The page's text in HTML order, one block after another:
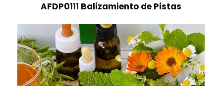
AFDP0111 Balizamiento de Pistas